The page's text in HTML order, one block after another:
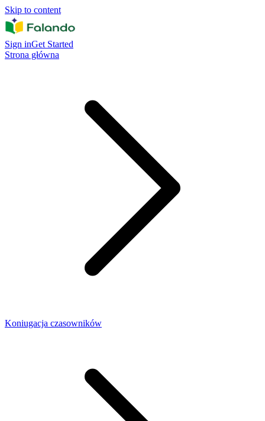
Skip to content
Sign inGet Started
Strona główna
Koniugacja czasowników